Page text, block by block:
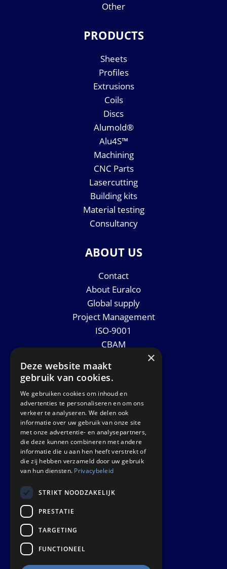
Other
PRODUCTS
Sheets
Profiles
Extrusions
Coils
Discs
Alumold®
Alu4S™
Machining
CNC Parts
Lasercutting
Building kits
Material testing
Consultancy
ABOUT US
Contact
About Euralco
Global supply
Project Management
ISO-9001
CBAM
News
GET IN TOUCH
Euralco Europe B.V.
Zinkstraat 24 - E9451
4823 AD Breda
The Netherlands
×
Deze website maakt
gebruik van cookies.
We gebruiken cookies om inhoud en
advertenties te personaliseren en om ons
verkeer te analyseren. We delen ook
informatie over uw gebruik van onze site
met onze advertentie- en analysepartners,
die deze kunnen combineren met andere
informatie die u aan hen heeft verstrekt of
die zij hebben verzameld door uw gebruik
van hun diensten. Privacybeleid
STRIKT NOODZAKELIJK
PRESTATIE
TARGETING
FUNCTIONEEL